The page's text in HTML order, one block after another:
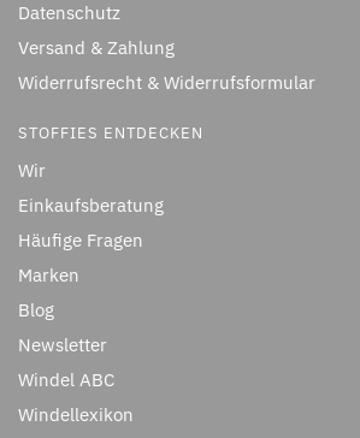
Datenschutz
Versand & Zahlung
Widerrufsrecht & Widerrufsformular
STOFFIES ENTDECKEN
Wir
Einkaufsberatung
Häufige Fragen
Marken
Blog
Newsletter
Windel ABC
Windellexikon